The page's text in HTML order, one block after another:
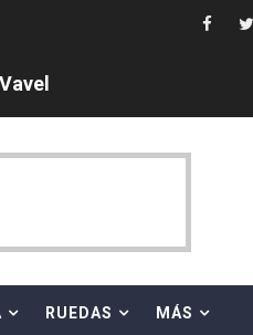
neutral ruso, llevándose
Slam Mexico
Ángela Martínez 5ª en
RUEDAS MÁS